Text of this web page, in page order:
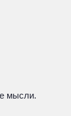
мысли.